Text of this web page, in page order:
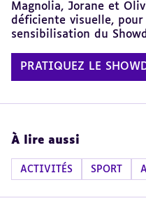
Magnolia, Jorane et
déficiente visuelle,
sensibilisation du
PRATIQUEZ LE
À lire aussi
ACTIVITÉS SPORT